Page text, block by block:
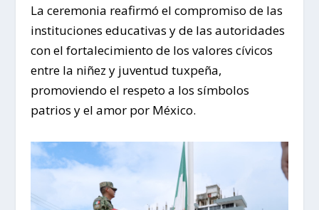
La ceremonia reafirmó el compromiso de las
instituciones educativas y de las autoridades
con el fortalecimiento de los valores cívicos
entre la niñez y juventud tuxpeña,
promoviendo el respeto a los símbolos
patrios y el amor por México.